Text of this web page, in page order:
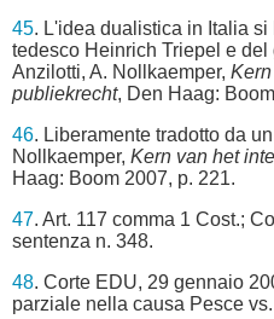
45. L'idea dualistica in Italia
tedesco Heinrich Triepel e
Anzilotti, A. Nollkaemper,
publiekrecht, Den Haag:
46. Liberamente tradotto da
Nollkaemper, Kern van het
Haag: Boom 2007, p. 221.
47. Art. 117 comma 1 Cost.;
sentenza n. 348.
48. Corte EDU, 29 gennaio
parziale nella causa Pesce